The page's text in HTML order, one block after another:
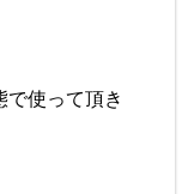
で使って頂き